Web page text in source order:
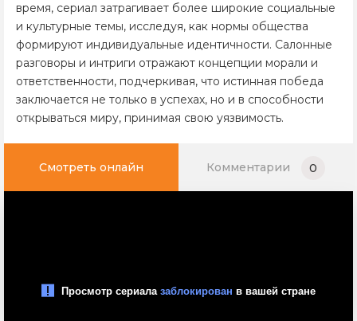
время, сериал затрагивает более широкие социальные
и культурные темы, исследуя, как нормы общества
формируют индивидуальные идентичности. Салонные
разговоры и интриги отражают концепции морали и
ответственности, подчеркивая, что истинная победа
заключается не только в успехах, но и в способности
открываться миру, принимая свою уязвимость.
Смотреть онлайн Комментарии 0